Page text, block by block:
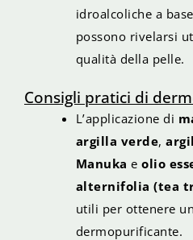
idroalcoliche a
possono rivelarsi
qualità della pelle.
Consigli pratici di
L’applicazione di
argilla verde,
Manukae olio
alternifolia (tea
utili per ottenere
dermopurificante.